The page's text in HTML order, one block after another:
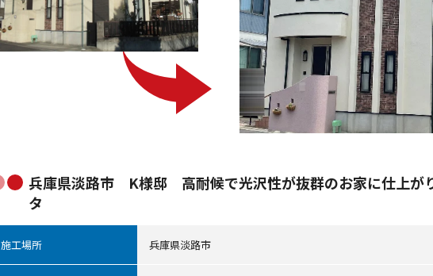
兵庫県淡路市 K様邸 高耐候で光沢性が抜群のお家に仕上が
タ
施工場所 兵庫県淡路市